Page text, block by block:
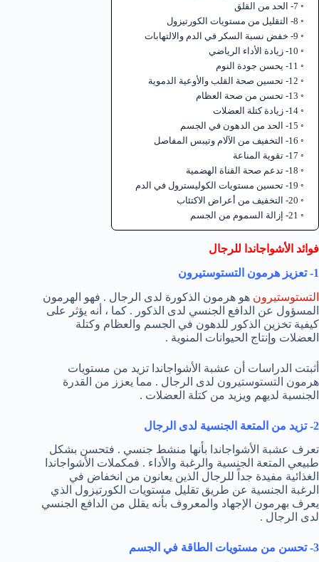
7- الحد من القلق
8- التقليل من مستويات الكورتيزول
9- خفض نسبة السكر في الدم والالتهابات
10- زيادة الأداء الرياضي
11- يحسن جودة النوم
12- تحسين صحة القلب والأوعية الدموية
13- تحسن من صحة العظام
14- زيادة كتلة العضلات
15- الحد من الدهون في الجسم
16- التخفيف من الآلام وتيبس المفاصل
17- تقوية المناعة
18- تدعم صحة القناة الهضمية
19- تحسين مستويات الكوليسترول في الدم
20- التخفيف من أعراض الاكتئاب
21- إزالة السموم من الجسم
فوائد الأشواجاندا للرجال
1- تعزيز هرمون التستوستيرون
التستوستيرون هو هرمون الذكورة لدى الرجال . فهو الهرمون
المسؤول عن الدافع الجنسي لدى الذكور . كما ، أنه يؤثر على
كيفية تخزين الذكور للدهون في الجسم والعظام وكتلة
العضلات وإنتاج الحيوانات المنوية .
أثبتت الدراسات أن عشبة الأشواجاندا تزيد من مستويات
هرمون التستوستيرون لدى الرجال . مما يعزز من القدرة
الجنسية لديهم ويزيد من كتلة العضلات .
2- تزيد من المتعة الجنسية لدى الرجال
تعرف عشبة الأشواجاندا بأنها منشط جنسي . فتحسن بشكل
طبيعي المتعة الجنسية والرغبة والأداء . فمكملات الأشواجاندا
الغذائية مفيدة جداً للرجال الذين يعانون من انخفاض في
الرغبة الجنسية عن طريق تقليل مستويات الكورتيزول الذي
يعرف بهرمون الإجهاد والمعروف بأنه يقلل من الدافع الجنسي
لدى الرجال .
3- تحسن من مستويات الطاقة في الجسم